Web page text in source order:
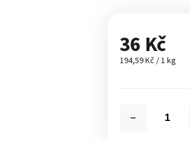
36 Kč
194,59 Kč / 1 kg